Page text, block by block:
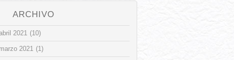
ARCHIVO
2021 (10)
marzo 2021 (1)